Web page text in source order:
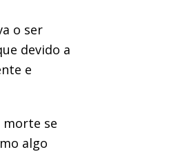
o ser
devido a
e
morte se
algo